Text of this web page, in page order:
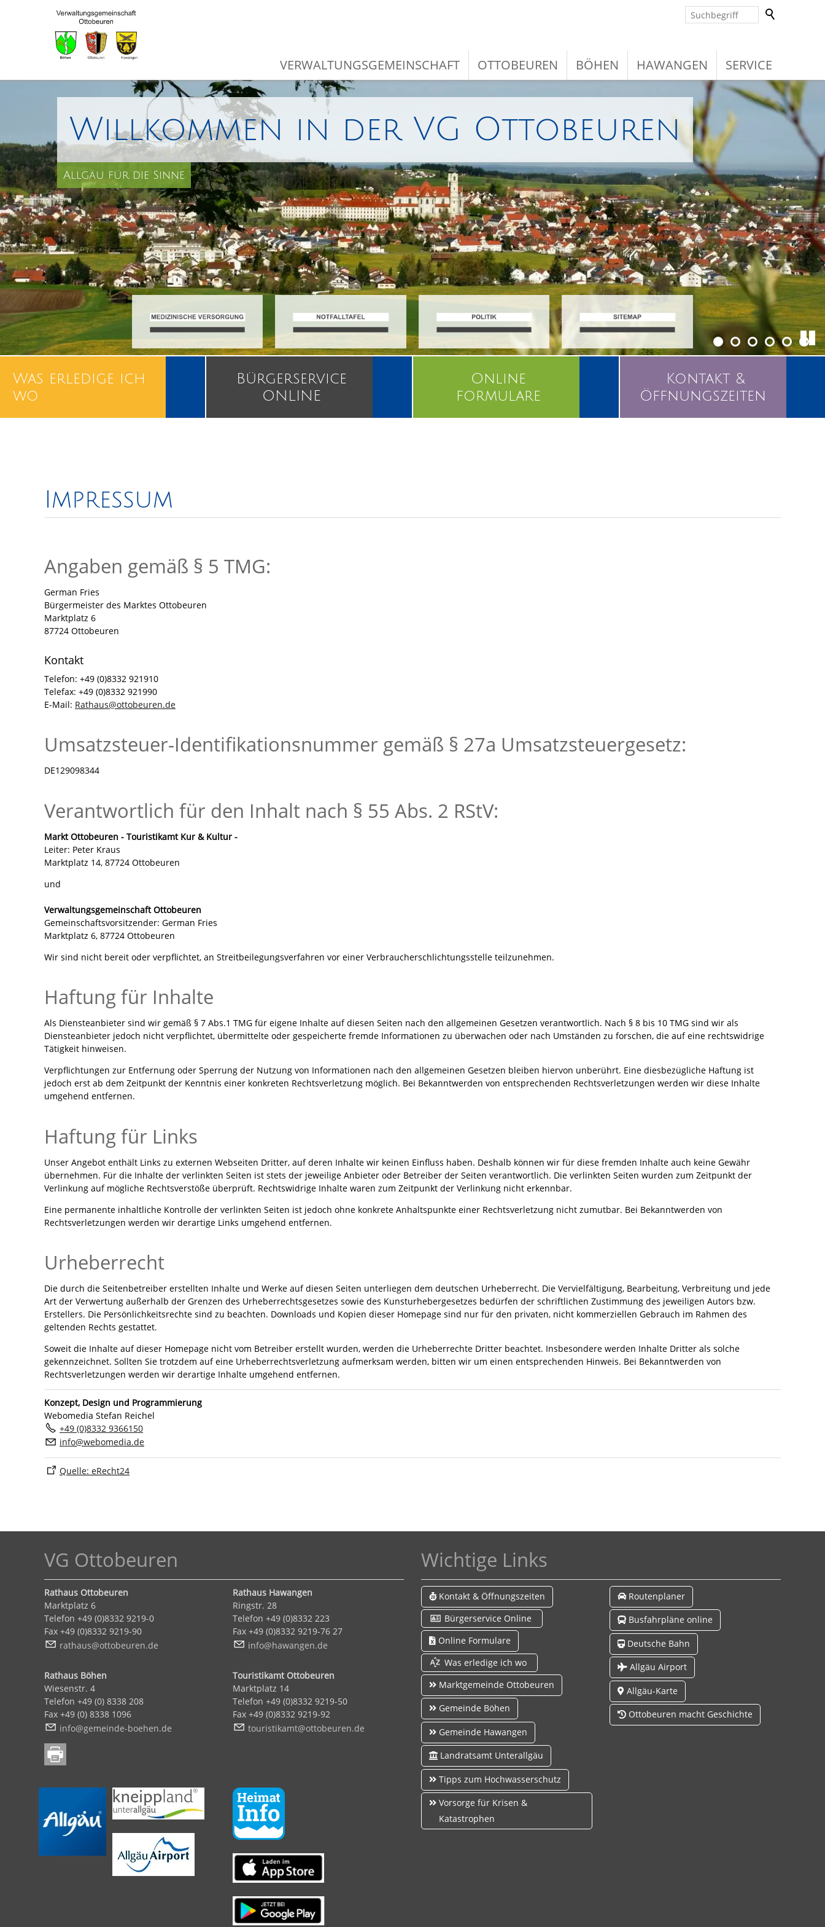
VERWALTUNGSGEMEINSCHAFT OTTOBEUREN BÖHEN HAWANGEN SERVICE
Willkommen in der VG Ottobeuren
Allgäu für die Sinne
Was erledige ich
wo
Bürgerservice
ONLINE
Online
formulare
Kontakt &
Öffnungszeiten
Impressum
Angaben gemäß § 5 TMG:
German Fries
Bürgermeister des Marktes Ottobeuren
Marktplatz 6
87724 Ottobeuren
Kontakt
Telefon: +49 (0)8332 921910
Telefax: +49 (0)8332 921990
E-Mail: R th s tt b r n d
Umsatzsteuer-Identifikationsnummer gemäß § 27a Umsatzsteuergesetz:
DE129098344
Verantwortlich für den Inhalt nach § 55 Abs. 2 RStV:
Markt Ottobeuren - Touristikamt Kur & Kultur -
Leiter: Peter Kraus
Marktplatz 14, 87724 Ottobeuren
und
Verwaltungsgemeinschaft Ottobeuren
Gemeinschaftsvorsitzender: German Fries
Marktplatz 6, 87724 Ottobeuren
Wir sind nicht bereit oder verpflichtet, an Streitbeilegungsverfahren vor einer Verbraucherschlichtungsstelle teilzunehmen.
Haftung für Inhalte
Als Diensteanbieter sind wir gemäß § 7 Abs.1 TMG für eigene Inhalte auf diesen Seiten nach den allgemeinen Gesetzen verantwortlich. Nach § 8 bis 10 TMG sind wir als
Diensteanbieter jedoch nicht verpflichtet, übermittelte oder gespeicherte fremde Informationen zu überwachen oder nach Umständen zu forschen, die auf eine rechtswidrige
Tätigkeit hinweisen.
Verpflichtungen zur Entfernung oder Sperrung der Nutzung von Informationen nach den allgemeinen Gesetzen bleiben hiervon unberührt. Eine diesbezügliche Haftung ist
jedoch erst ab dem Zeitpunkt der Kenntnis einer konkreten Rechtsverletzung möglich. Bei Bekanntwerden von entsprechenden Rechtsverletzungen werden wir diese Inhalte
umgehend entfernen.
Haftung für Links
Unser Angebot enthält Links zu externen Webseiten Dritter, auf deren Inhalte wir keinen Einfluss haben. Deshalb können wir für diese fremden Inhalte auch keine Gewähr
übernehmen. Für die Inhalte der verlinkten Seiten ist stets der jeweilige Anbieter oder Betreiber der Seiten verantwortlich. Die verlinkten Seiten wurden zum Zeitpunkt der
Verlinkung auf mögliche Rechtsverstöße überprüft. Rechtswidrige Inhalte waren zum Zeitpunkt der Verlinkung nicht erkennbar.
Eine permanente inhaltliche Kontrolle der verlinkten Seiten ist jedoch ohne konkrete Anhaltspunkte einer Rechtsverletzung nicht zumutbar. Bei Bekanntwerden von
Rechtsverletzungen werden wir derartige Links umgehend entfernen.
Urheberrecht
Die durch die Seitenbetreiber erstellten Inhalte und Werke auf diesen Seiten unterliegen dem deutschen Urheberrecht. Die Vervielfältigung, Bearbeitung, Verbreitung und jede
Art der Verwertung außerhalb der Grenzen des Urheberrechtsgesetzes sowie des Kunsturhebergesetzes bedürfen der schriftlichen Zustimmung des jeweiligen Autors bzw.
Erstellers. Die Persönlichkeitsrechte sind zu beachten. Downloads und Kopien dieser Homepage sind nur für den privaten, nicht kommerziellen Gebrauch im Rahmen des
geltenden Rechts gestattet.
Soweit die Inhalte auf dieser Homepage nicht vom Betreiber erstellt wurden, werden die Urheberrechte Dritter beachtet. Insbesondere werden Inhalte Dritter als solche
gekennzeichnet. Sollten Sie trotzdem auf eine Urheberrechtsverletzung aufmerksam werden, bitten wir um einen entsprechenden Hinweis. Bei Bekanntwerden von
Rechtsverletzungen werden wir derartige Inhalte umgehend entfernen.
Konzept, Design und Programmierung
Webomedia Stefan Reichel
+49 (0)8332 9366150
nf
w b m d d
Quelle: eRecht24
VG Ottobeuren
Rathaus Ottobeuren
Marktplatz 6
Telefon +49 (0)8332 9219-0
Fax +49 (0)8332 9219-90
r th s tt b r n d
Rathaus Böhen
Wiesenstr. 4
Telefon +49 (0) 8338 208
Fax +49 (0) 8338 1096
nf
g m nd -b h n d
Rathaus Hawangen
Ringstr. 28
Telefon +49 (0)8332 223
Fax +49 (0)8332 9219-76 27
nf
h w ng n d
Touristikamt Ottobeuren
Marktplatz 14
Telefon +49 (0)8332 9219-50
Fax +49 (0)8332 9219-92
t
r st k mt tt b r n d
Wichtige Links
Kontakt & Öffnungszeiten
Bürgerservice Online
Online Formulare
Was erledige ich wo
Marktgemeinde Ottobeuren
Gemeinde Böhen
Gemeinde Hawangen
Landratsamt Unterallgäu
Tipps zum Hochwasserschutz
Vorsorge für Krisen &
Katastrophen
Routenplaner
Busfahrpläne online
Deutsche Bahn
Allgäu Airport
Allgäu-Karte
Ottobeuren macht Geschichte